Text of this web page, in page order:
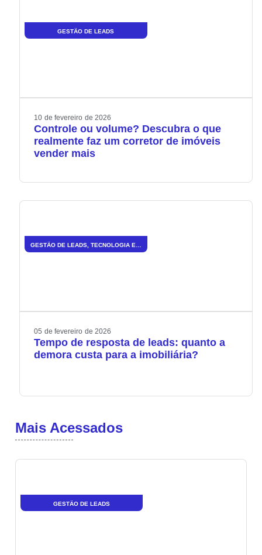
GESTÃO DE LEADS
10 de fevereiro de 2026
Controle ou volume? Descubra o que
realmente faz um corretor de imóveis
vender mais
GESTÃO DE LEADS, TECNOLOGIA E INOVAÇÃO
05 de fevereiro de 2026
Tempo de resposta de leads: quanto a
demora custa para a imobiliária?
Mais Acessados
GESTÃO DE LEADS